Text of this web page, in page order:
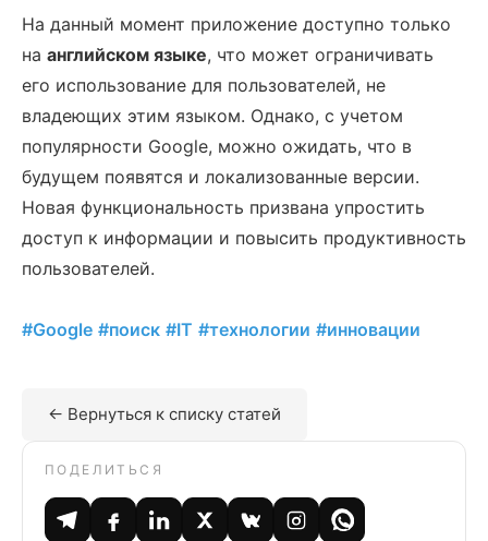
На данный момент приложение доступно только
на английском языке, что может ограничивать
его использование для пользователей, не
владеющих этим языком. Однако, с учетом
популярности Google, можно ожидать, что в
будущем появятся и локализованные версии.
Новая функциональность призвана упростить
доступ к информации и повысить продуктивность
пользователей.
#Google #поиск #IT #технологии #инновации
← Вернуться к списку статей
ПОДЕЛИТЬСЯ